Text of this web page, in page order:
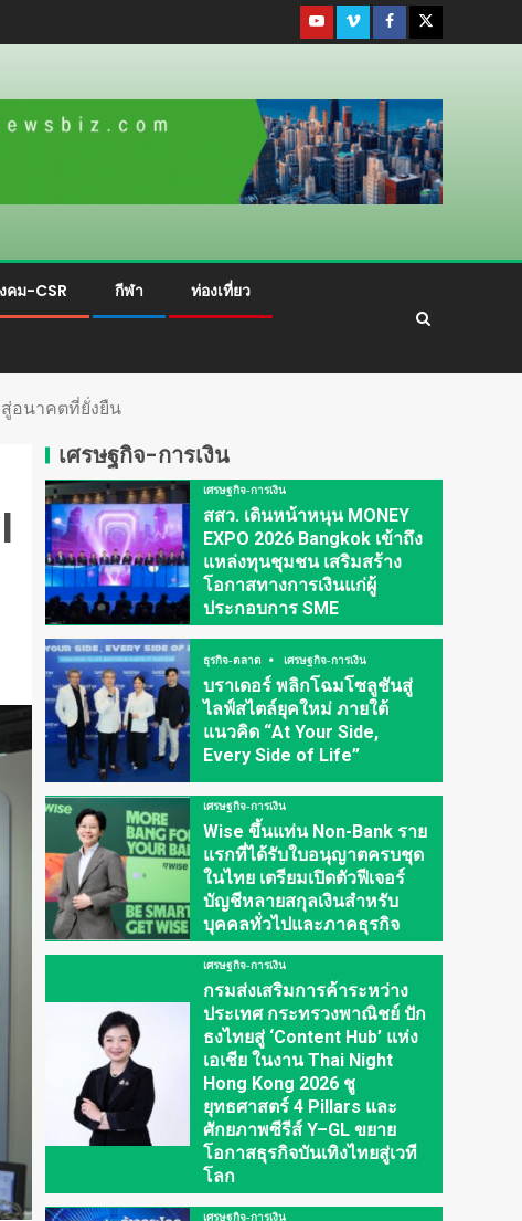
คม-CSR กีฬา ท่องเที่ยว
อนาคตที่ยั่งยืน
เศรษฐกิจ-การเงิน
เศรษฐกิจ-การเงิน
สสว. เดินหน้าหนุน MONEY
EXPO 2026 Bangkok เข้าถึง
แหล่งทุนชุมชน เสริมสร้าง
โอกาสทางการเงินแก่ผู้
ประกอบการ SME
ธุรกิจ-ตลาด เศรษฐกิจ-การเงิน
บราเดอร์ พลิกโฉมโซลูชันสู่
ไลฟ์สไตล์ยุคใหม่ ภายใต้
แนวคิด “At Your Side,
Every Side of Life”
เศรษฐกิจ-การเงิน
Wise ขึ้นแท่น Non-Bank ราย
แรกที่ได้รับใบอนุญาตครบชุด
ในไทย เตรียมเปิดตัวฟีเจอร์
บัญชีหลายสกุลเงินสำหรับ
บุคคลทั่วไปและภาคธุรกิจ
เศรษฐกิจ-การเงิน
กรมส่งเสริมการค้าระหว่าง
ประเทศ กระทรวงพาณิชย์ ปัก
ธงไทยสู่ ‘Content Hub’ แห่ง
เอเชีย ในงาน Thai Night
Hong Kong 2026 ชู
ยุทธศาสตร์ 4 Pillars และ
ศักยภาพซีรีส์ Y–GL ขยาย
โอกาสธุรกิจบันเทิงไทยสู่เวที
โลก
เศรษฐกิจ-การเงิน